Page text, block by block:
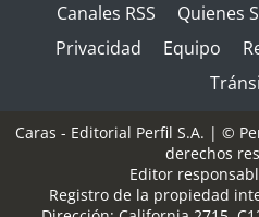
Canales RSS Quienes
Privacidad
Equipo
Caras - Editorial Perfil S.A. | ©
derechos
Editor
Registro de la propiedad